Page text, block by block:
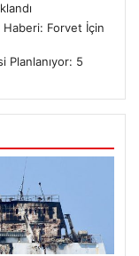
Haberi: Forvet İçin
Planlanıyor: 5